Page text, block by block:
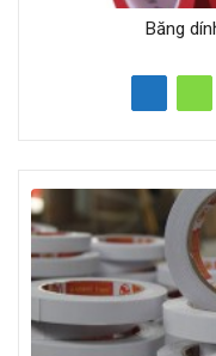
Băng